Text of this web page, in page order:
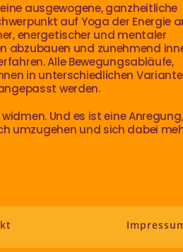
ausgewogene, ganzheitliche
auf Yoga der Energie
energetischer und mentaler
abzubauen und zunehmend
Alle Bewegungsabläufe,
in unterschiedlichen
werden.
Und es ist eine Anregung,
umzugehen und sich dabei